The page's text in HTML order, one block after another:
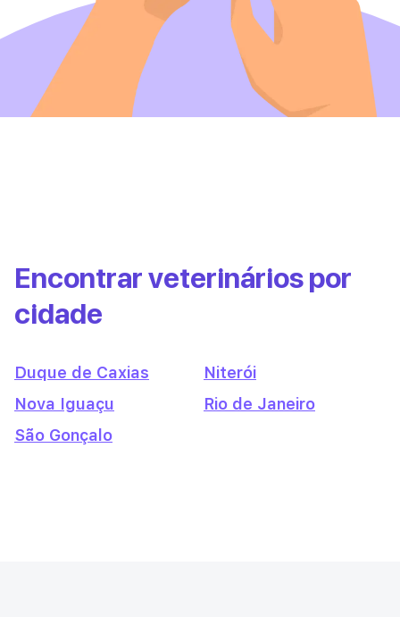
Encontrar veterinários por
cidade
Duque de Caxias
Niterói
Nova Iguaçu
Rio de Janeiro
São Gonçalo